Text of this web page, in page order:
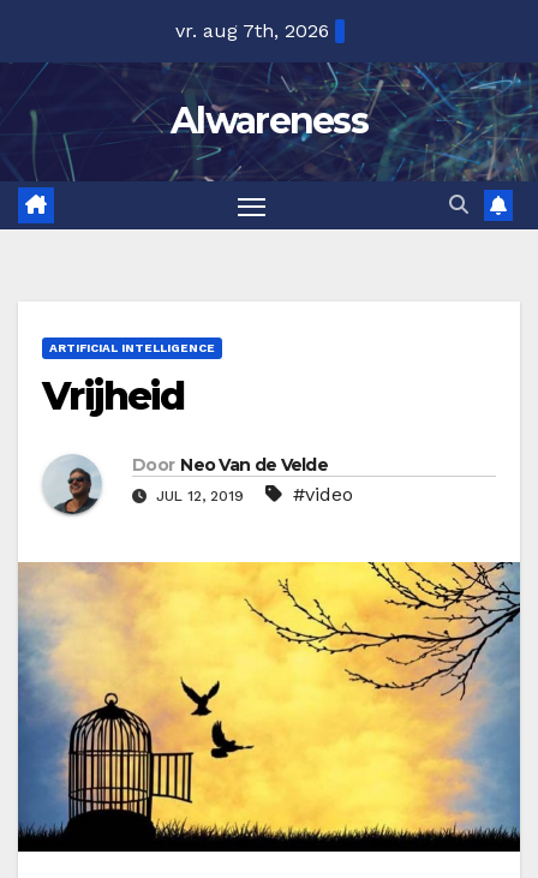
inhoud
vr. aug 7th, 2026
Alwareness
ARTIFICIAL INTELLIGENCE
Vrijheid
Door Neo Van de Velde
JUL 12, 2019 #video